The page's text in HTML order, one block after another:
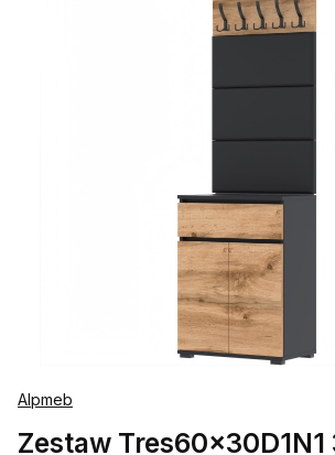
Alpmeb
Zestaw Tres60x30D1N1